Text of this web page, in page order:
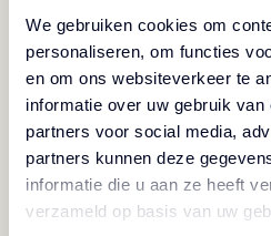
We gebruiken cookies om
personaliseren, om functies
en om ons websiteverkeer te
informatie over uw gebruik
partners voor social media,
partners kunnen deze
informatie die u aan ze heeft
verzameld op basis van uw
Připravte si Mozzarellové
obalu a pak je zabalte do
bazalkou.
Lilek nakrájejte na hrubé
nechte 30 minut odležet.
otřete papírovou utěrkou a